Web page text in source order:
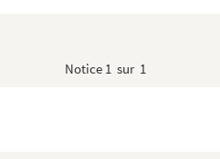
Notice 1 sur 1